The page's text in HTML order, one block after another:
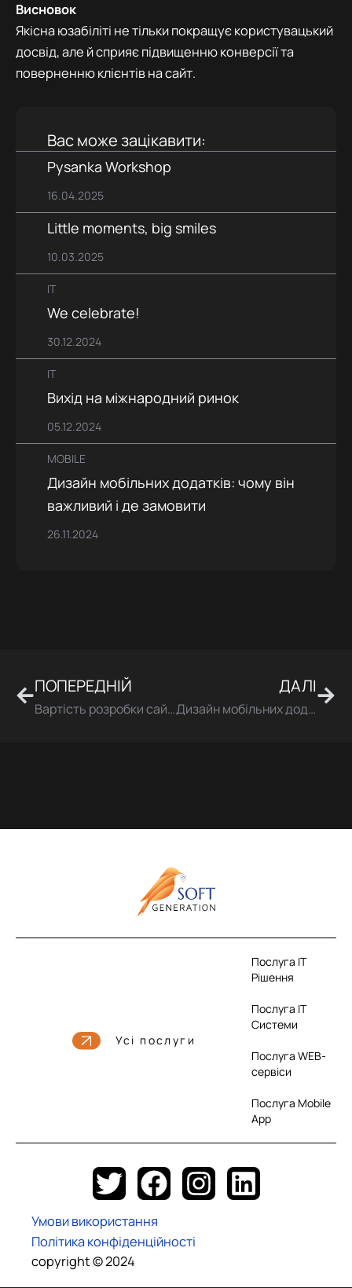
Висновок
Якісна юзабіліті не тільки покращує користувацький
досвід, але й сприяє підвищенню конверсії та
поверненню клієнтів на сайт.
Вас може зацікавити:
Pysanka Workshop
16.04.2025
Little moments, big smiles
10.03.2025
IT
We celebrate!
30.12.2024
IT
Вихід на міжнародний ринок
05.12.2024
MOBILE
Дизайн мобільних додатків: чому він
важливий і де замовити
26.11.2024
Попер
ПОПЕРЕДНІЙ
Вартість розробки сайту у 2024 році
ДАЛІ
Дизайн мобільних додатків: чому він важливий і де замовити
Усі послуги
Послуга IT
Рішення
Послуга IT
Системи
Послуга WEB-
сервіси
Послуга Mobile
App
T
w
i
t
F
a
c
e
I
n
L
i
copyright © 2024
Умови використання
Політика конфіденційності